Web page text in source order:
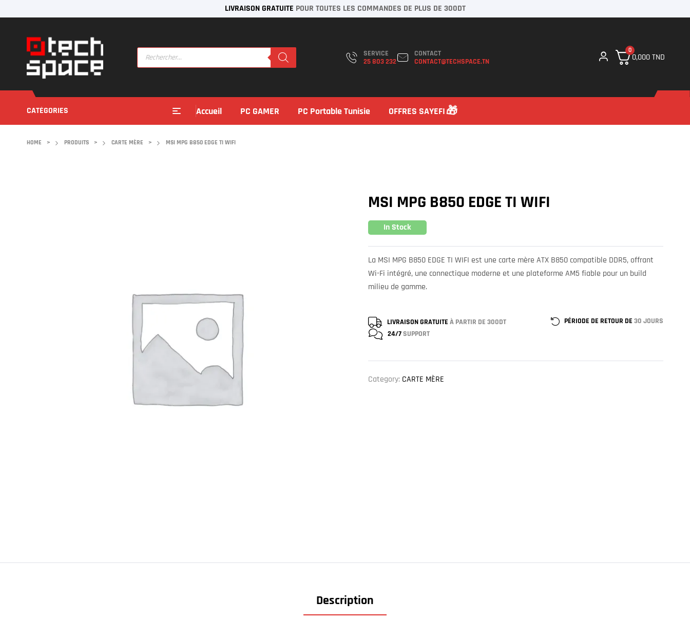
LIVRAISON GRATUITE POUR TOUTES LES COMMANDES DE PLUS DE 300DT
SERVICE
25 803 232
CONTACT
CONTACT@TECHSPACE.TN
0
0,000TND
CATÉGORIES Accueil PC GAMER PC Portable Tunisie OFFRES SAYEFI
HOME > PRODUITS > CARTE MÈRE > MSI MPG B850 EDGE TI WIFI
MSI MPG B850 EDGE TI WIFI
In Stock
La MSI MPG B850 EDGE TI WIFI est une carte mère ATX B850 compatible DDR5, offrant
Wi-Fi intégré, une connectique moderne et une plateforme AM5 fiable pour un build
milieu de gamme.
LIVRAISON GRATUITE À PARTIR DE 300DT PÉRIODE DE RETOUR DE 30 JOURS
24/7SUPPORT
Category: CARTE MÈRE
Description